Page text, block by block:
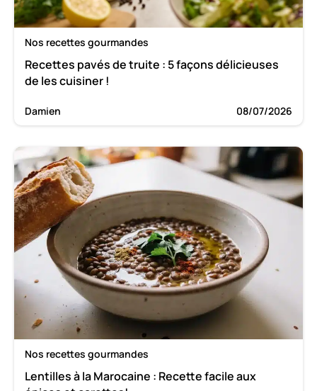
Nos recettes gourmandes
Recettes pavés de truite : 5 façons délicieuses
de les cuisiner !
Damien 08/07/2026
Nos recettes gourmandes
Lentilles à la Marocaine : Recette facile aux